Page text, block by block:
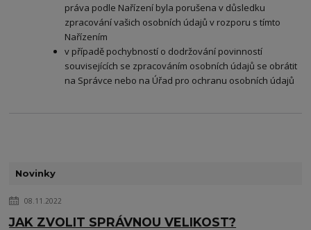
Novinky
08.11.2022
JAK ZVOLIT SPRÁVNOU VELIKOST?
práva podle Nařízení byla porušena v důsledku
zpracování vašich osobních údajů v rozporu s tímto
Nařízením
v případě pochybností o dodržování povinností
souvisejících se zpracováním osobních údajů se obrátit
na Správce nebo na Úřad pro ochranu osobních údajů